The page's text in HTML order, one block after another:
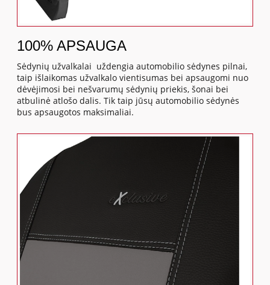
100% APSAUGA
Sėdynių užvalkalai uždengia automobilio sėdynes pilnai,
taip išlaikomas užvalkalo vientisumas bei apsaugomi nuo
dėvėjimosi bei nešvarumų sėdynių priekis, šonai bei
atbulinė atlošo dalis. Tik taip jūsų automobilio sėdynės
bus apsaugotos maksimaliai.